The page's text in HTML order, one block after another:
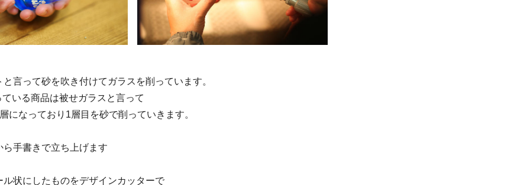
言って砂を吹き付けてガラスを削っています。
いる商品は被せガラスと言って
になっており1層目を砂で削っていきます。
ら手書きで立ち上げます
ル状にしたものをデザインカッターで